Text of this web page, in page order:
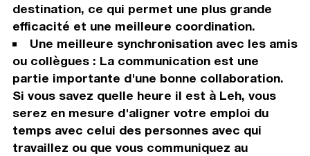
destination, ce qui permet une plus grande
efficacité et une meilleure coordination.
Une meilleure synchronisation avec les amis
ou collègues : La communication est une
partie importante d'une bonne collaboration.
Si vous savez quelle heure il est à Leh, vous
serez en mesure d'aligner votre emploi du
temps avec celui des personnes avec qui
travaillez ou que vous communiquez au